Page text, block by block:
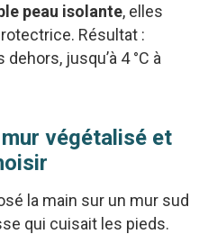
peau isolante, elles
Résultat :
jusqu’à 4 °C à
végétalisé et
la main sur un mur sud
qui cuisait les pieds.